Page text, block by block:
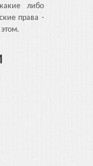
либо
права -